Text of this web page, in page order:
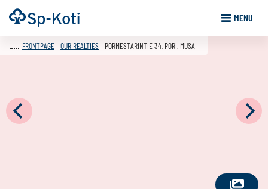
Go
to
Frontpage MENU
FRONTPAGE OUR REALTIES PORMESTARINTIE 34, PORI, MUSA